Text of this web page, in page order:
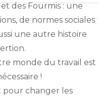
des Fourmis : une
de normes sociales
une autre histoire
monde du travail est
!
pour changer les